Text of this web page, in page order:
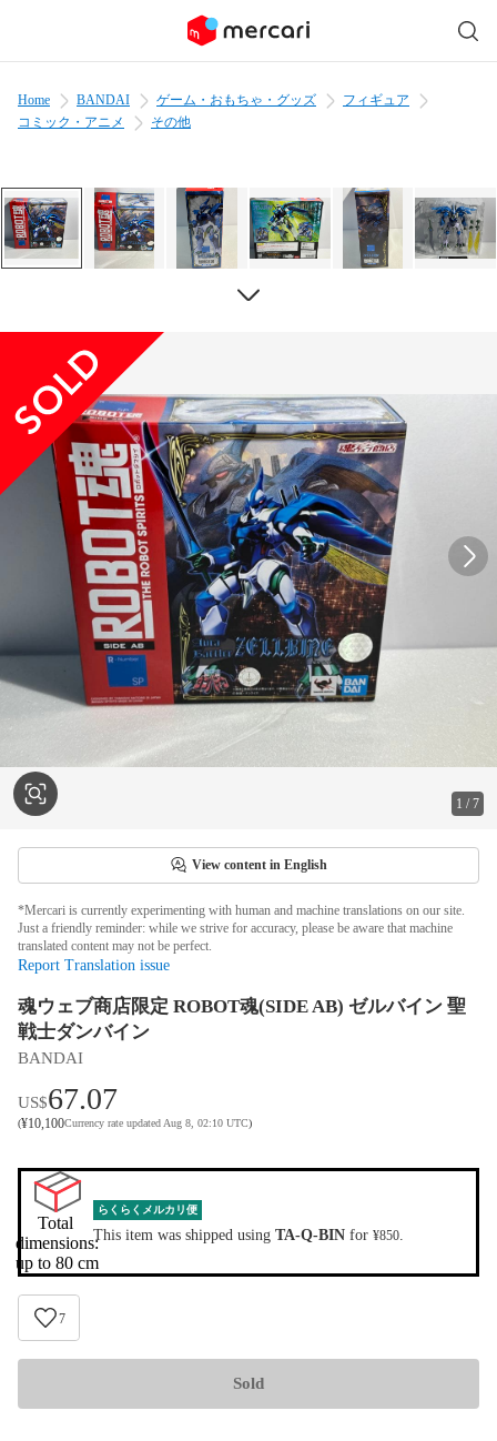
Home BANDAI ゲーム・おもちゃ・グッズ
フィギュア
コミック・アニメ
その他
1 /7
View content in English
*Mercari is currently experimenting with human and machine translations on our site.
Just a friendly reminder: while we strive for accuracy, please be aware that machine
translated content may not be perfect.
Report Translation issue
魂ウェブ商店限定 ROBOT魂(SIDE AB) ゼルバイン 聖
戦士ダンバイン
BANDAI
US$67.07
(¥10,100Currency rate updated Aug 8, 02:10 UTC)
Total
dimensions:
up to 80 cm
らくらくメルカリ便
This item was shipped using TA-Q-BIN for ¥850.
7
Sold